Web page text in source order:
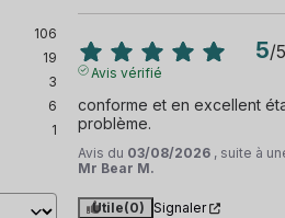
106
19
3
6
1
5/5
Avis vérifié
conforme et en excellent
problème.
Avis du 03/08/2026 , suite à
Mr Bear M.
Utile(0) Signaler